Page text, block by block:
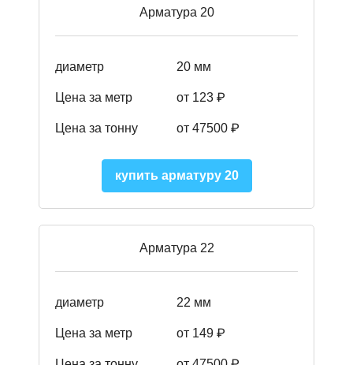
Арматура 20
диаметр 20 мм
Цена за метр от 123 ₽
Цена за тонну от 47500 ₽
купить арматуру 20
Арматура 22
диаметр 22 мм
Цена за метр от 149 ₽